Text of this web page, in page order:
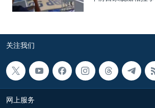
关注我们
网上服务